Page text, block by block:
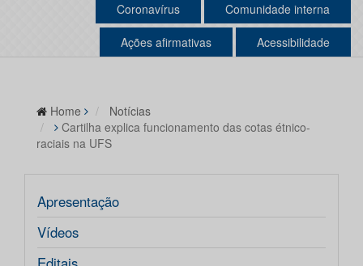
Coronavírus Comunidade interna
Ações afirmativas Acessibilidade
Home
Notícias
Cartilha explica funcionamento das cotas étnico-
raciais na UFS
Apresentação
Vídeos